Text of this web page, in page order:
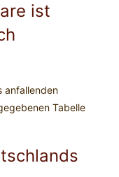
ist
anfallenden
Tabelle